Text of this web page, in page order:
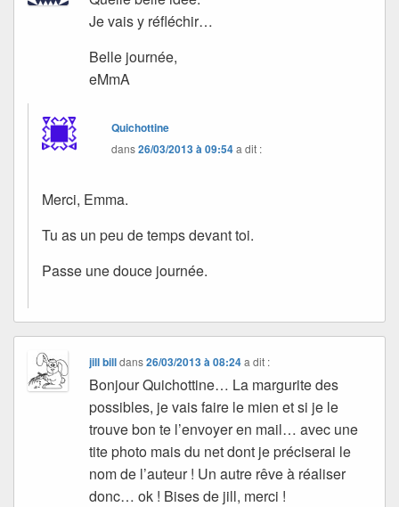
Je vais y réfléchir…
Belle journée,
eMmA
Quichottine
dans26/03/2013 à 09:54a dit :
Merci, Emma.
Tu as un peu de temps devant toi.
Passe une douce journée.
jill billdans26/03/2013 à 08:24 a dit :
Bonjour Quichottine… La margurite des
possibles, je vais faire le mien et si je le
trouve bon te l’envoyer en mail… avec une
tite photo mais du net dont je préciserai le
nom de l’auteur ! Un autre rêve à réaliser
donc… ok ! Bises de jill, merci !